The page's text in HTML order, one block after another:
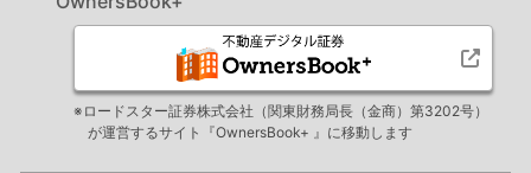
※ロードスター証券株式会社（関東財務局長（金商）第3202号）
が運営するサイト『OwnersBook+ 』に移動します